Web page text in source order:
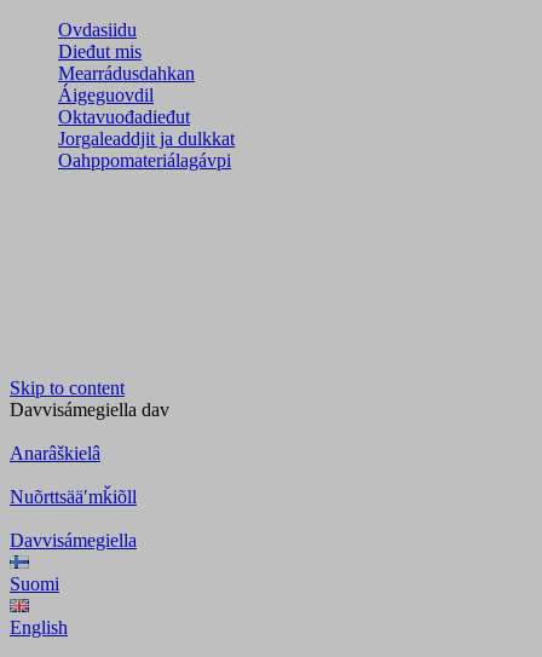
Ovdasiidu
Dieđut mis
Mearrádusdahkan
Áigeguovdil
Oktavuođadieđut
Jorgaleaddjit ja dulkkat
Oahppomateriálagávpi
Skip to content
Davvisámegiella dav
Anarâškielâ
Nuõrttsääʹmǩiõll
Davvisámegiella
Suomi
English